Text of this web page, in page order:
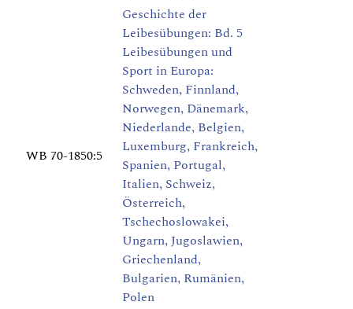
WB 70-1850:5
Geschichte der
Leibesübungen: Bd. 5
Leibesübungen und
Sport in Europa:
Schweden, Finnland,
Norwegen, Dänemark,
Niederlande, Belgien,
Luxemburg, Frankreich,
Spanien, Portugal,
Italien, Schweiz,
Österreich,
Tschechoslowakei,
Ungarn, Jugoslawien,
Griechenland,
Bulgarien, Rumänien,
Polen